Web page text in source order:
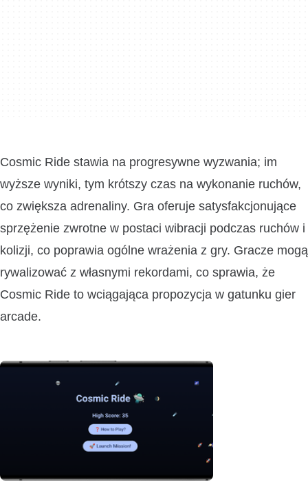
Cosmic Ride stawia na progresywne wyzwania; im
wyższe wyniki, tym krótszy czas na wykonanie ruchów,
co zwiększa adrenaliny. Gra oferuje satysfakcjonujące
sprzężenie zwrotne w postaci wibracji podczas ruchów i
kolizji, co poprawia ogólne wrażenia z gry. Gracze mogą
rywalizować z własnymi rekordami, co sprawia, że
Cosmic Ride to wciągająca propozycja w gatunku gier
arcade.